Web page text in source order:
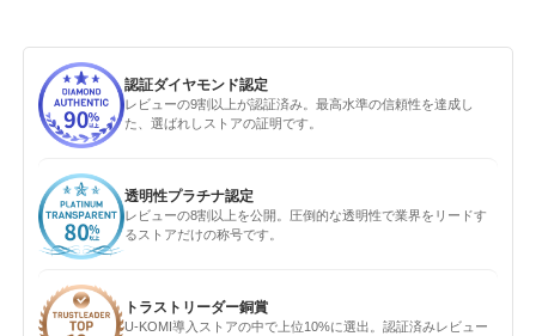
認証ダイヤモンド認定
レビューの9割以上が認証済み。最高水準の信頼性を達成し
た、選ばれしストアの証明です。
透明性プラチナ認定
レビューの8割以上を公開。圧倒的な透明性で業界をリードす
るストアだけの称号です。
トラストリーダー銅賞
U-KOMI導入ストアの中で上位10%に選出。認証済みレビュー